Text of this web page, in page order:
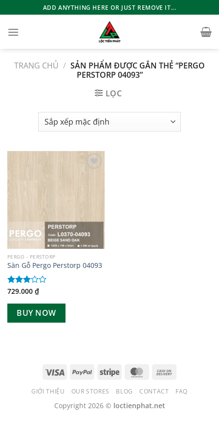
qua
nội
ADD ANYTHING HERE OR JUST REMOVE IT...
TRANG CHỦ / SẢN PHẨM ĐƯỢC GẮN THẺ “PERGO
PERSTORP 04093”
LỌC
PERGO - PERSTORP
Sàn Gỗ Pergo Perstorp 04093
Được
3.005
sao
729.000 ₫
BUY NOW
GIỚI THIỆU OUR STORES BLOG CONTACT FAQ
Copyright 2026 © loctienphat.net